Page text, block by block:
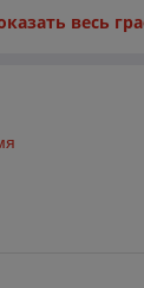
весь